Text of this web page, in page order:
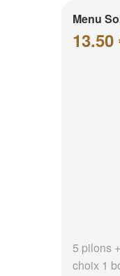
Menu
13.50
5 pilons
choix 1